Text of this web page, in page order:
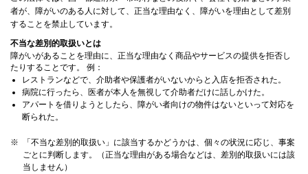
者が、障がいのある人に対して、正当な理由なく、障がいを理由として差別
することを禁止しています。
不当な差別的取扱いとは
障がいがあることを理由に、正当な理由なく商品やサービスの提供を拒否し
たりすることです。 例：
レストランなどで、介助者や保護者がいないからと入店を拒否された。
病院に行ったら、医者が本人を無視して介助者だけに話しかけた。
アパートを借りようとしたら、障がい者向けの物件はないといって対応を
断られた。
「不当な差別的取扱い」に該当するかどうかは、個々の状況に応じ、事案
ごとに判断します。（正当な理由がある場合などは、差別的取扱いには該
当しません）